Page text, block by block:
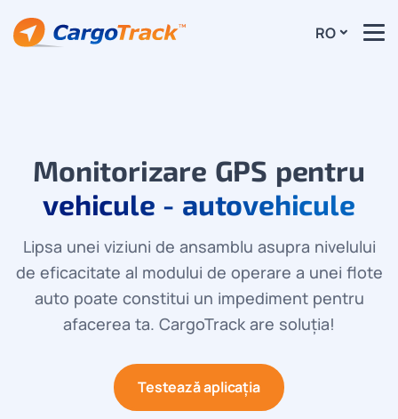
RO
Monitorizare GPS pentru
vehicule - autovehicule
Lipsa unei viziuni de ansamblu asupra nivelului
de eficacitate al modului de operare a unei flote
auto poate constitui un impediment pentru
afacerea ta. CargoTrack are soluția!
Testează aplicația